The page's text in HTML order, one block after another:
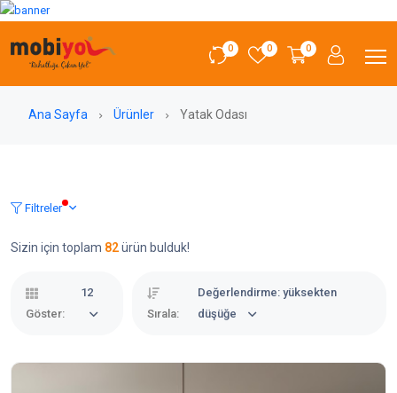
0 0 0
Ana Sayfa Ürünler Yatak Odası
Filtreler
Sizin için toplam 82ürün bulduk!
Göster:
12
Sırala:
Değerlendirme: yüksekten
düşüğe